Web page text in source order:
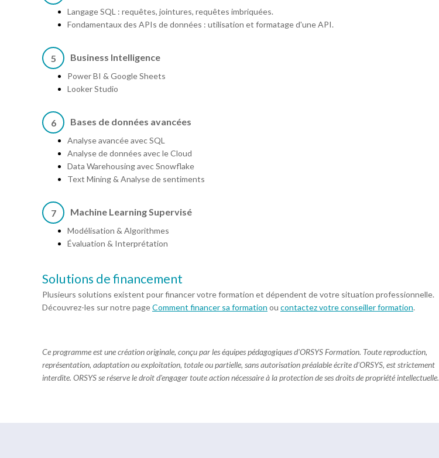
Langage SQL : requêtes, jointures, requêtes imbriquées.
Fondamentaux des APIs de données : utilisation et formatage d'une API.
5 Business Intelligence
Power BI & Google Sheets
Looker Studio
6 Bases de données avancées
Analyse avancée avec SQL
Analyse de données avec le Cloud
Data Warehousing avec Snowflake
Text Mining & Analyse de sentiments
7 Machine Learning Supervisé
Modélisation & Algorithmes
Évaluation & Interprétation
Solutions de financement
Plusieurs solutions existent pour financer votre formation et dépendent de votre situation professionnelle.
Découvrez-les sur notre pageComment financer sa formation ou contactez votre conseiller formation.
Ce programme est une création originale, conçu par les équipes pédagogiques d'ORSYS Formation. Toute reproduction,
représentation, adaptation ou exploitation, totale ou partielle, sans autorisation préalable écrite d'ORSYS, est strictement
interdite. ORSYS se réserve le droit d'engager toute action nécessaire à la protection de ses droits de propriété intellectuelle.